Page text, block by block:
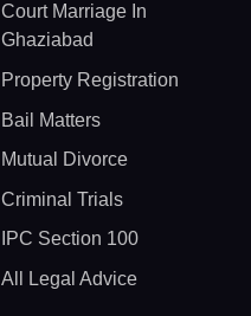
Court Marriage In
Ghaziabad
Property Registration
Bail Matters
Mutual Divorce
Criminal Trials
IPC Section 100
All Legal Advice